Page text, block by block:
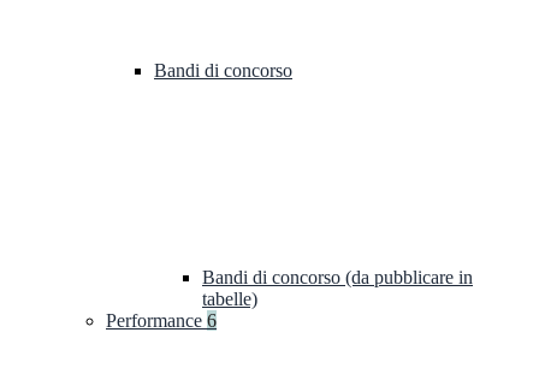
Bandi di concorso
Bandi di concorso (da pubblicare in
tabelle)
Performance 6